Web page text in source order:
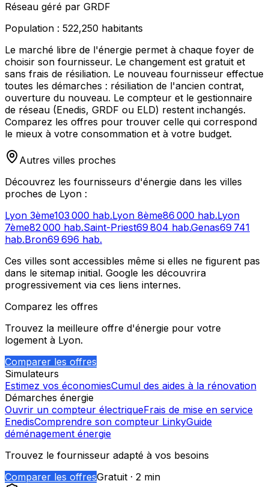
Réseau géré par GRDF
Population : 522,250 habitants
Le marché libre de l'énergie permet à chaque foyer de
choisir son fournisseur. Le changement est gratuit et
sans frais de résiliation. Le nouveau fournisseur effectue
toutes les démarches : résiliation de l'ancien contrat,
ouverture du nouveau. Le compteur et le gestionnaire
de réseau (Enedis, GRDF ou ELD) restent inchangés.
Comparez les offres pour trouver celle qui correspond
le mieux à votre consommation et à votre budget.
Autres villes proches
Découvrez les fournisseurs d'énergie dans les villes
proches de Lyon :
Lyon 3ème103 000 hab.Lyon 8ème86 000 hab.Lyon
7ème82 000 hab.Saint-Priest69 804 hab.Genas69 741
hab.Bron69 696 hab.
Ces villes sont accessibles même si elles ne figurent pas
dans le sitemap initial. Google les découvrira
progressivement via ces liens internes.
Comparez les offres
Trouvez la meilleure offre d'énergie pour votre
logement à Lyon.
Comparer les offres
Simulateurs
Estimez vos économiesCumul des aides à la rénovation
Démarches énergie
Ouvrir un compteur électriqueFrais de mise en service
EnedisComprendre son compteur LinkyGuide
déménagement énergie
Trouvez le fournisseur adapté à vos besoins
Comparer les offresGratuit · 2 min